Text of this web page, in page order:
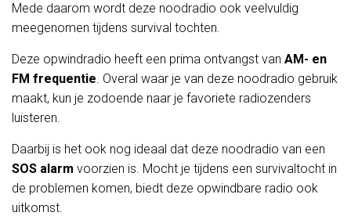
Mede daarom wordt deze noodradio ook veelvuldig
meegenomen tijdens survival tochten.
Deze opwindradio heeft een prima ontvangst van AM- en
FM frequentie. Overal waar je van deze noodradio gebruik
maakt, kun je zodoende naar je favoriete radiozenders
luisteren.
Daarbij is het ook nog ideaal dat deze noodradio van een
SOS alarm voorzien is. Mocht je tijdens een survivaltocht in
de problemen komen, biedt deze opwindbare radio ook
uitkomst.